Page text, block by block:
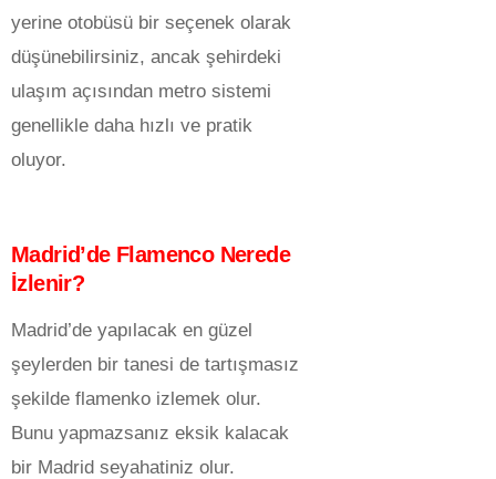
yerine otobüsü bir seçenek olarak
düşünebilirsiniz, ancak şehirdeki
ulaşım açısından metro sistemi
genellikle daha hızlı ve pratik
oluyor.
Madrid’de Flamenco Nerede
İzlenir?
Madrid’de yapılacak en güzel
şeylerden bir tanesi de tartışmasız
şekilde flamenko izlemek olur.
Bunu yapmazsanız eksik kalacak
bir Madrid seyahatiniz olur.